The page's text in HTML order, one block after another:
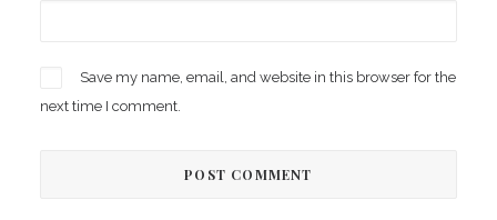
Save my name, email, and website in this browser for the
next time I comment.